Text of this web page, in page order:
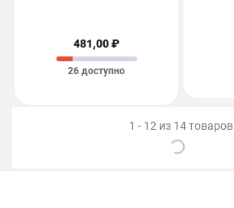
481,00 ₽
26 доступно
1 - 12 из 14 товаров